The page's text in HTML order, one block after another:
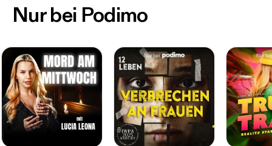
Nur bei Podimo